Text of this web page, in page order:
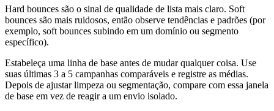
Hard bounces são o sinal de qualidade de lista mais claro. Soft
bounces são mais ruidosos, então observe tendências e padrões (por
exemplo, soft bounces subindo em um domínio ou segmento
específico).
Estabeleça uma linha de base antes de mudar qualquer coisa. Use
suas últimas 3 a 5 campanhas comparáveis e registre as médias.
Depois de ajustar limpeza ou segmentação, compare com essa janela
de base em vez de reagir a um envio isolado.